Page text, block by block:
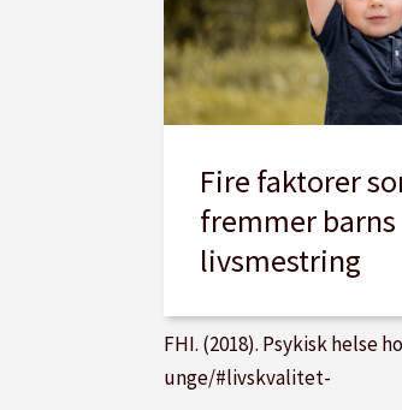
Fire faktorer
fremmer barns
livsmestring
FHI. (2018). Psykisk
unge/#livskvalitet-